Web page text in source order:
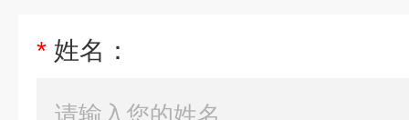
* 姓名：